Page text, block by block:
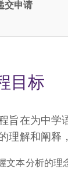
交申请
目标
旨在为中学
理解和阐释
文本分析的理